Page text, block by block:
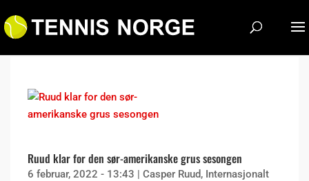
Ruud klar for den sør-amerikanske grus sesongen
6 februar, 2022 - 13:43 | Casper Ruud, Internasjonalt